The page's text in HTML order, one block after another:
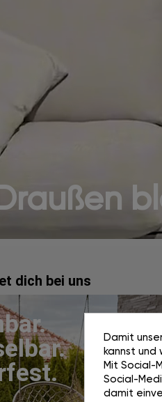
dich bei uns
Damit
kannst und
Mit Social-
Social-
damit